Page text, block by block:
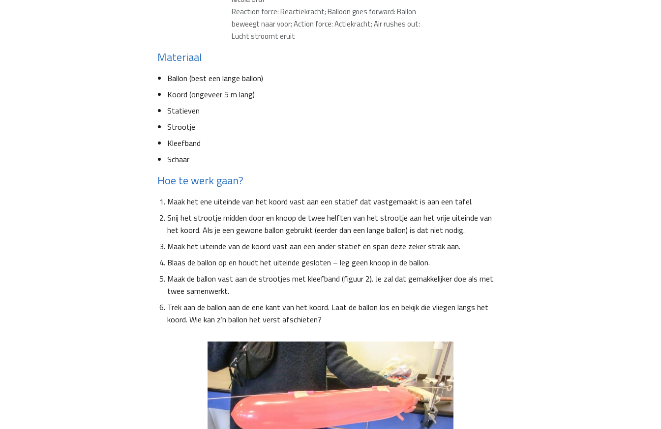
Reaction force: Reactiekracht; Balloon goes forward: Ballon
beweegt naar voor; Action force: Actiekracht; Air rushes out:
Lucht stroomt eruit
Materiaal
Ballon (best een lange ballon)
Koord (ongeveer 5 m lang)
Statieven
Strootje
Kleefband
Schaar
Hoe te werk gaan?
Maak het ene uiteinde van het koord vast aan een statief dat vastgemaakt is aan een tafel.
Snij het strootje midden door en knoop de twee helften van het strootje aan het vrije uiteinde van
het koord. Als je een gewone ballon gebruikt (eerder dan een lange ballon) is dat niet nodig.
Maak het uiteinde van de koord vast aan een ander statief en span deze zeker strak aan.
Blaas de ballon op en houdt het uiteinde gesloten – leg geen knoop in de ballon.
Maak de ballon vast aan de strootjes met kleefband (figuur 2). Je zal dat gemakkelijker doe als met
twee samenwerkt.
Trek aan de ballon aan de ene kant van het koord. Laat de ballon los en bekijk die vliegen langs het
koord. Wie kan z’n ballon het verst afschieten?